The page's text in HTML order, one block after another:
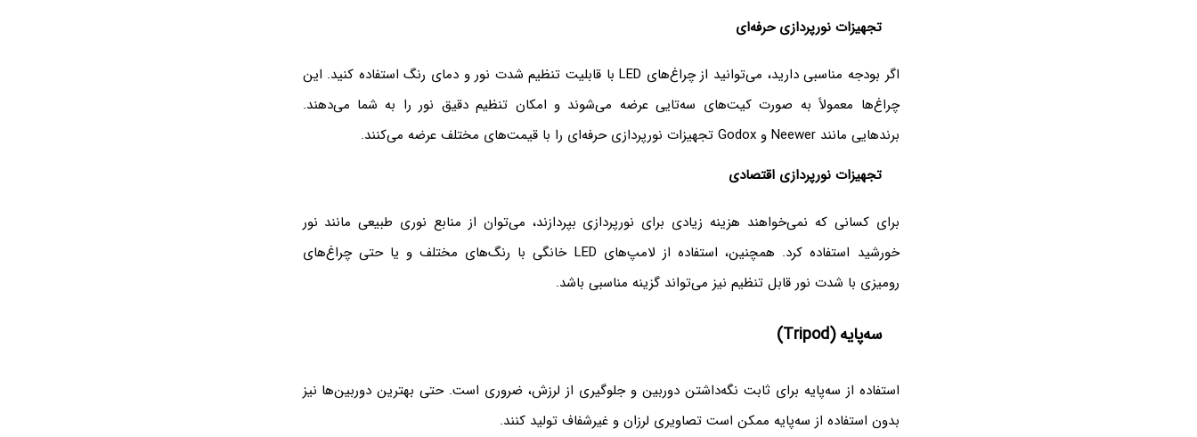
تجهیزات نورپردازی حرفه‌ای
اگر بودجه مناسبی دارید، می‌توانید از چراغ‌های LED با قابلیت تنظیم شدت نور و دمای رنگ استفاده کنید. این
چراغ‌ها معمولاً به صورت کیت‌های سه‌تایی عرضه می‌شوند و امکان تنظیم دقیق نور را به شما می‌دهند.
برندهایی مانند Neewer و Godox تجهیزات نورپردازی حرفه‌ای را با قیمت‌های مختلف عرضه می‌کنند.
تجهیزات نورپردازی اقتصادی
برای کسانی که نمی‌خواهند هزینه زیادی برای نورپردازی بپردازند، می‌توان از منابع نوری طبیعی مانند نور
خورشید استفاده کرد. همچنین، استفاده از لامپ‌های LED خانگی با رنگ‌های مختلف و یا حتی چراغ‌های
رومیزی با شدت نور قابل تنظیم نیز می‌تواند گزینه مناسبی باشد.
سه‌پایه (Tripod)
استفاده از سه‌پایه برای ثابت نگه‌داشتن دوربین و جلوگیری از لرزش، ضروری است. حتی بهترین دوربین‌ها نیز
بدون استفاده از سه‌پایه ممکن است تصاویری لرزان و غیرشفاف تولید کنند.